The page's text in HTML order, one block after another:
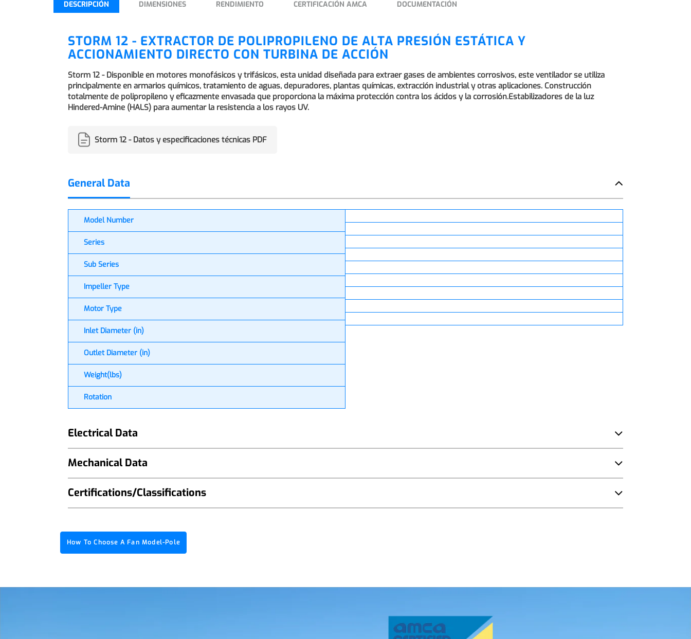
DESCRIPCIÓN DIMENSIONES RENDIMIENTO CERTIFICACIÓN AMCA DOCUMENTACIÓN
STORM 12 - EXTRACTOR DE POLIPROPILENO DE ALTA PRESIÓN ESTÁTICA Y
ACCIONAMIENTO DIRECTO CON TURBINA DE ACCIÓN
Storm 12 - Disponible en motores monofásicos y trifásicos, esta unidad diseñada para extraer gases de ambientes corrosivos, este ventilador se utiliza
principalmente en armarios químicos, tratamiento de aguas, depuradores, plantas químicas, extracción industrial y otras aplicaciones. Construcción
totalmente de polipropileno y eficazmente envasada que proporciona la máxima protección contra los ácidos y la corrosión.Estabilizadores de la luz
Hindered-Amine (HALS) para aumentar la resistencia a los rayos UV.
Storm 12 - Datos y especificaciones técnicas PDF
General Data
Model Number
Series
Sub Series
Impeller Type
Motor Type
Inlet Diameter (in)
Outlet Diameter (in)
Weight(lbs)
Rotation
Electrical Data
Mechanical Data
Certifications/Classifications
How To Choose A Fan Model-Pole